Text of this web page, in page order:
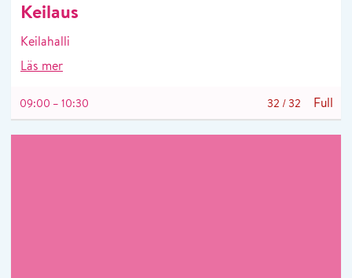
Keilaus
Keilahalli
Läs mer
09:00 – 10:30 32 /32 Full